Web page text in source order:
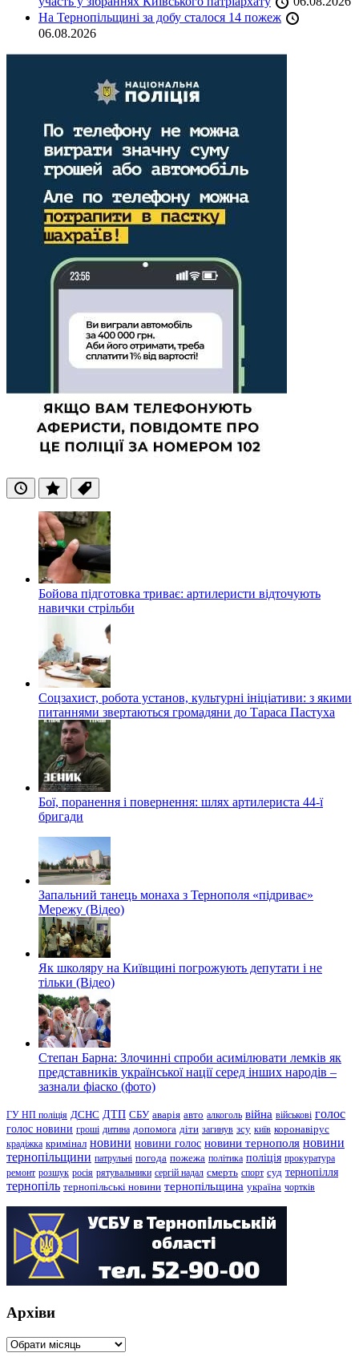
На Тернопільщині за добу сталося 14 пожеж
06.08.2026
ОстанніПопулярні
Теги
Бойова підготовка триває: артилеристи відточують
навички стрільби
Соцзахист, робота установ, культурні ініціативи: з якими
питаннями звертаються громадяни до Тараса Пастуха
Бої, поранення і повернення: шлях артилериста 44-ї
бригади
Запальний танець монаха з Тернополя «підриває»
Мережу (Відео)
Як школяру на Київщині погрожують депутати і не
тільки (Відео)
Степан Барна: Злочинні спроби асимілювати лемків як
представників української нації серед інших народів –
зазнали фіаско (фото)
ГУ НП поліція ДСНС ДТП СБУ аварія авто алкоголь війна військові голос
голос новини гроші дитина допомога діти загинув зсу київ коронавірус
крадіжка кримінал новини новини голос новини тернополя новини
тернопільщини патрульні погода пожежа політика поліція прокуратура
ремонт розшук росія рятувальники сергій надал смерть спорт суд тернопілля
тернопіль тернопільські новини тернопільщина україна чортків
Архіви
Архіви